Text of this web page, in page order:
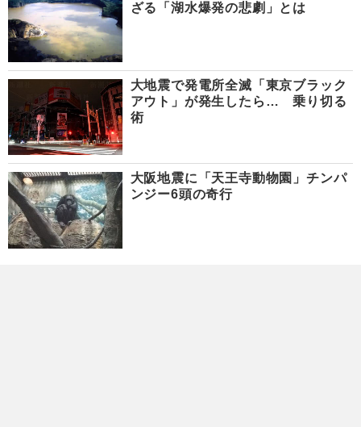
ざる「湖水爆発の悲劇」とは
大地震で発電所全滅「東京ブラック
アウト」が発生したら… 乗り切る
術
大阪地震に「天王寺動物園」チンパ
ンジー6頭の奇行